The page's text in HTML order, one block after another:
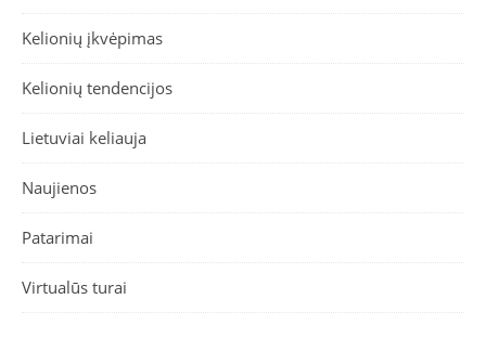
Kelionių įkvėpimas
Kelionių tendencijos
Lietuviai keliauja
Naujienos
Patarimai
Virtualūs turai